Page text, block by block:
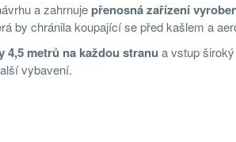
a zahrnuje přenosná zařízení
by chránila koupající se před kašlem a
4,5 metrů na každou stranu a vstup
vybavení.